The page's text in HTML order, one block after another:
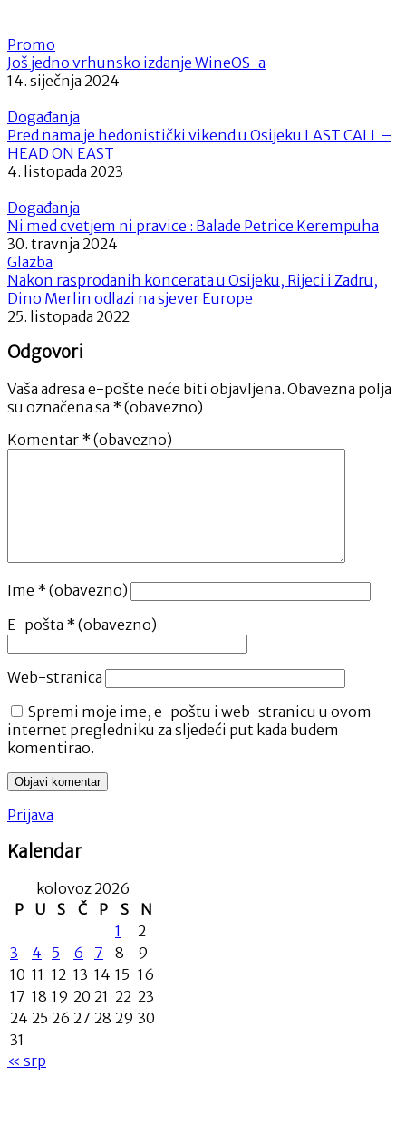
Promo
Još jedno vrhunsko izdanje WineOS-a
14. siječnja 2024
Događanja
Pred nama je hedonistički vikend u Osijeku LAST CALL –
HEAD ON EAST
4. listopada 2023
Događanja
Ni med cvetjem ni pravice : Balade Petrice Kerempuha
30. travnja 2024
Glazba
Nakon rasprodanih koncerata u Osijeku, Rijeci i Zadru,
Dino Merlin odlazi na sjever Europe
25. listopada 2022
Odgovori
Vaša adresa e-pošte neće biti objavljena. Obavezna polja
su označena sa * (obavezno)
Komentar * (obavezno)
Ime * (obavezno)
E-pošta * (obavezno)
Web-stranica
Spremi moje ime, e-poštu i web-stranicu u ovom
internet pregledniku za sljedeći put kada budem
komentirao.
Prijava
Kalendar
kolovoz 2026
P
U S Č P S
N
1
2
3
4 5 6 7 8
9
10 11 12 13 14 15 16
17 18 19 20 21 22 23
24 25 26 27 28 29 30
31
« srp